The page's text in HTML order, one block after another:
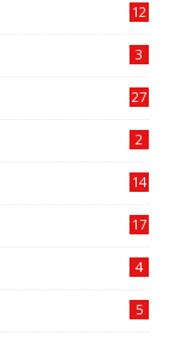
12
3
27
2
14
17
4
5